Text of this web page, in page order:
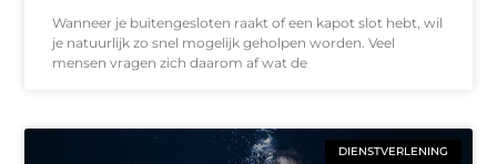
Wanneer je buitengesloten raakt of een kapot slot hebt, wil
je natuurlijk zo snel mogelijk geholpen worden. Veel
mensen vragen zich daarom af wat de
DIENSTVERLENING